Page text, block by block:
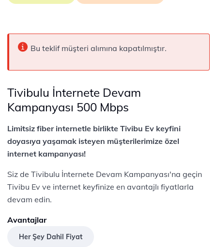
Bu teklif müşteri alımına kapatılmıştır.
Tivibulu İnternete Devam
Kampanyası 500 Mbps
Limitsiz fiber internetle birlikte Tivibu Ev keyfini
doyasıya yaşamak isteyen müşterilerimize özel
internet kampanyası!
Siz de Tivibulu İnternete Devam Kampanyası'na geçin
Tivibu Ev ve internet keyfinize en avantajlı fiyatlarla
devam edin.
Avantajlar
Her Şey Dahil Fiyat